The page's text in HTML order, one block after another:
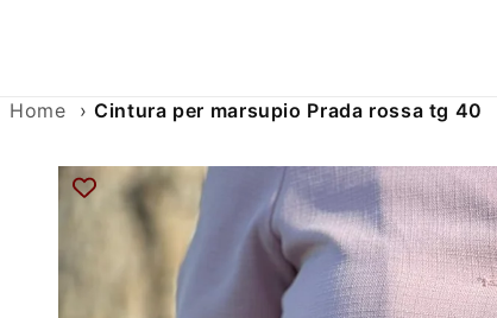
Home ›Cintura per marsupio Prada rossa tg 40
Passa alle
informazioni
sul prodotto